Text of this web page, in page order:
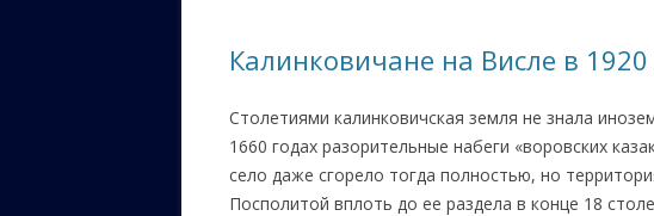
КАЛИНКОВИЧАХ СЕЙЧАС
ОЗАРИЧИ
ИНФОРМАЦИЯ К
САЙТУ
Калинковичане на Висле в 1920
Столетиями калинковичская земля не знала
1660 годах разорительные набеги «воровских
село даже сгорело тогда полностью, но
Посполитой вплоть до ее раздела в конце 18